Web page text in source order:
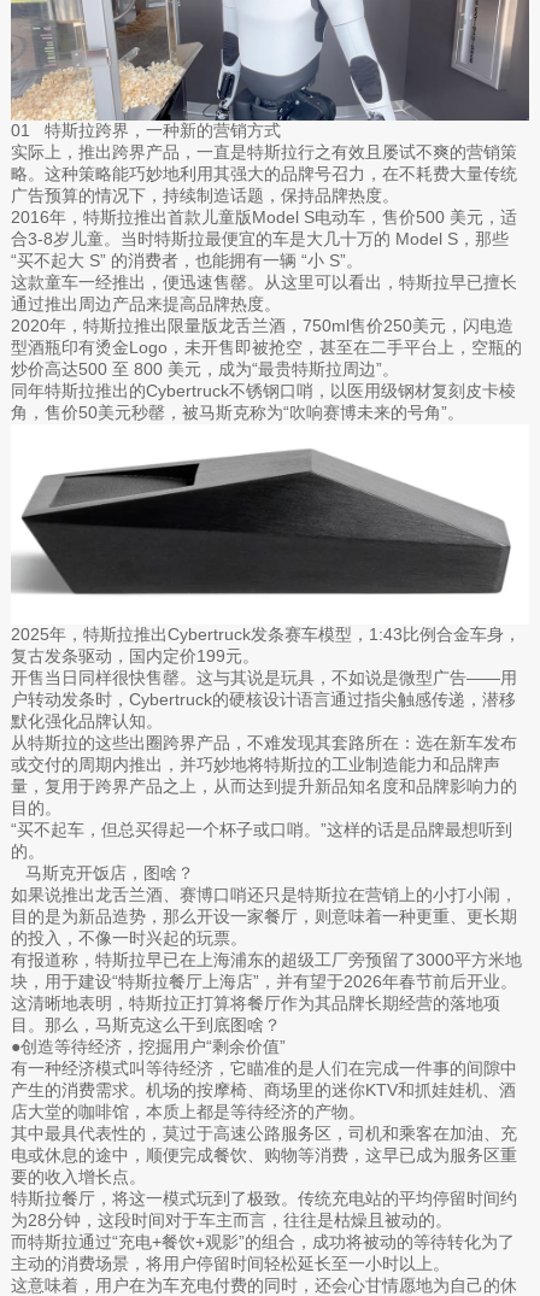
01 特斯拉跨界，一种新的营销方式
实际上，推出跨界产品，一直是特斯拉行之有效且屡试不爽的营销策
略。这种策略能巧妙地利用其强大的品牌号召力，在不耗费大量传统
广告预算的情况下，持续制造话题，保持品牌热度。
2016年，特斯拉推出首款儿童版Model S电动车，售价500 美元，适
合3-8岁儿童。当时特斯拉最便宜的车是大几十万的 Model S，那些
“买不起大 S” 的消费者，也能拥有一辆 “小 S”。
这款童车一经推出，便迅速售罄。从这里可以看出，特斯拉早已擅长
通过推出周边产品来提高品牌热度。
2020年，特斯拉推出限量版龙舌兰酒，750ml售价250美元，闪电造
型酒瓶印有烫金Logo，未开售即被抢空，甚至在二手平台上，空瓶的
炒价高达500 至 800 美元，成为“最贵特斯拉周边”。
同年特斯拉推出的Cybertruck不锈钢口哨，以医用级钢材复刻皮卡棱
角，售价50美元秒罄，被马斯克称为“吹响赛博未来的号角”。
2025年，特斯拉推出Cybertruck发条赛车模型，1:43比例合金车身，
复古发条驱动，国内定价199元。
开售当日同样很快售罄。这与其说是玩具，不如说是微型广告——用
户转动发条时，Cybertruck的硬核设计语言通过指尖触感传递，潜移
默化强化品牌认知。
从特斯拉的这些出圈跨界产品，不难发现其套路所在：选在新车发布
或交付的周期内推出，并巧妙地将特斯拉的工业制造能力和品牌声
量，复用于跨界产品之上，从而达到提升新品知名度和品牌影响力的
目的。
“买不起车，但总买得起一个杯子或口哨。”这样的话是品牌最想听到
的。
马斯克开饭店，图啥？
如果说推出龙舌兰酒、赛博口哨还只是特斯拉在营销上的小打小闹，
目的是为新品造势，那么开设一家餐厅，则意味着一种更重、更长期
的投入，不像一时兴起的玩票。
有报道称，特斯拉早已在上海浦东的超级工厂旁预留了3000平方米地
块，用于建设“特斯拉餐厅上海店”，并有望于2026年春节前后开业。
这清晰地表明，特斯拉正打算将餐厅作为其品牌长期经营的落地项
目。那么，马斯克这么干到底图啥？
●创造等待经济，挖掘用户“剩余价值”
有一种经济模式叫等待经济，它瞄准的是人们在完成一件事的间隙中
产生的消费需求。机场的按摩椅、商场里的迷你KTV和抓娃娃机、酒
店大堂的咖啡馆，本质上都是等待经济的产物。
其中最具代表性的，莫过于高速公路服务区，司机和乘客在加油、充
电或休息的途中，顺便完成餐饮、购物等消费，这早已成为服务区重
要的收入增长点。
特斯拉餐厅，将这一模式玩到了极致。传统充电站的平均停留时间约
为28分钟，这段时间对于车主而言，往往是枯燥且被动的。
而特斯拉通过“充电+餐饮+观影”的组合，成功将被动的等待转化为了
主动的消费场景，将用户停留时间轻松延长至一小时以上。
这意味着，用户在为车充电付费的同时，还会心甘情愿地为自己的休